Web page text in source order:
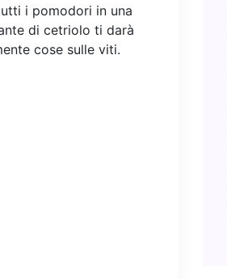
i pomodori in una
di cetriolo ti darà
cose sulle viti.